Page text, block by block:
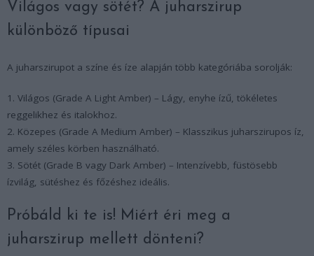
Világos vagy sötét? A juharszirup
különböző típusai
A juharszirupot a színe és íze alapján több kategóriába sorolják:
1. Világos (Grade A Light Amber) – Lágy, enyhe ízű, tökéletes
reggelikhez és italokhoz.
2. Közepes (Grade A Medium Amber) – Klasszikus juharszirupos íz,
amely széles körben használható.
3. Sötét (Grade B vagy Dark Amber) – Intenzívebb, füstösebb
ízvilág, sütéshez és főzéshez ideális.
Próbáld ki te is! Miért éri meg a
juharszirup mellett dönteni?